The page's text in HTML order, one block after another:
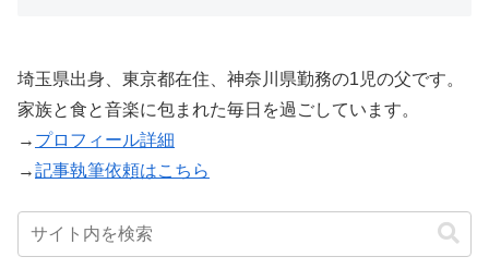
埼玉県出身、東京都在住、神奈川県勤務の1児の父です。
家族と食と音楽に包まれた毎日を過ごしています。
→ プロフィール詳細
→記事執筆依頼はこちら